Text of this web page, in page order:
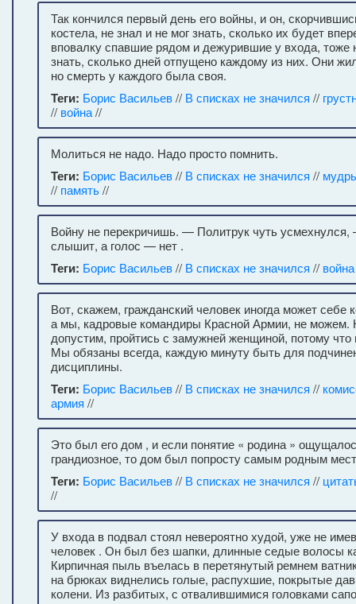
Так кончился первый день его войны, и он,
костела, не знал и не мог знать, сколько их будет
вповалку спавшие рядом и дежурившие у входа, тоже
знать, сколько дней отпущено каждому из них. Они
но смерть у каждого была своя.
Теги: Борис Васильев// В списках не значился //
// война//
Молиться не надо. Надо просто помнить.
Теги: Борис Васильев// В списках не значился //
// память//
Войну не перекричишь. — Политрук чуть
слышит, а голос — нет .
Теги: Борис Васильев// В списках не значился // война
Вот, скажем, гражданский человек иногда может себе
а мы, кадровые командиры Красной Армии, не
допустим, пройтись с замужней женщиной, потому
Мы обязаны всегда, каждую минуту быть для
дисциплины.
Теги: Борис Васильев// В списках не значился //
армия //
Это был его дом , и если понятие « родина »
грандиозное, то дом был попросту самым родным
Теги: Борис Васильев// В списках не значился //
//
У входа в подвал стоял невероятно худой, уже не
человек . Он был без шапки, длинные седые волосы
Кирпичная пыль въелась в перетянутый ремнем
на брюках виднелись голые, распухшие, покрытые
колени. Из разбитых, с отвалившимися головками